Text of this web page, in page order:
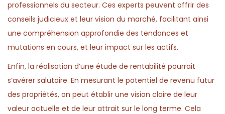
professionnels du secteur. Ces experts peuvent offrir des
conseils judicieux et leur vision du marché, facilitant ainsi
une compréhension approfondie des tendances et
mutations en cours, et leur impact sur les actifs.
Enfin, la réalisation d’une étude de rentabilité pourrait
s’avérer salutaire. En mesurant le potentiel de revenu futur
des propriétés, on peut établir une vision claire de leur
valeur actuelle et de leur attrait sur le long terme. Cela